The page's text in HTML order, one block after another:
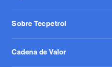
Sobre Tecpetrol
Cadena de Valor